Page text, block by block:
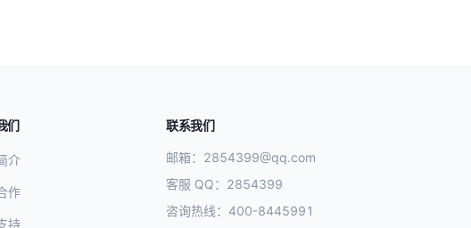
们
介
作
持
联系我们
邮箱： 2854399@qq.com
客服 QQ： 2854399
咨询热线： 400-8445991